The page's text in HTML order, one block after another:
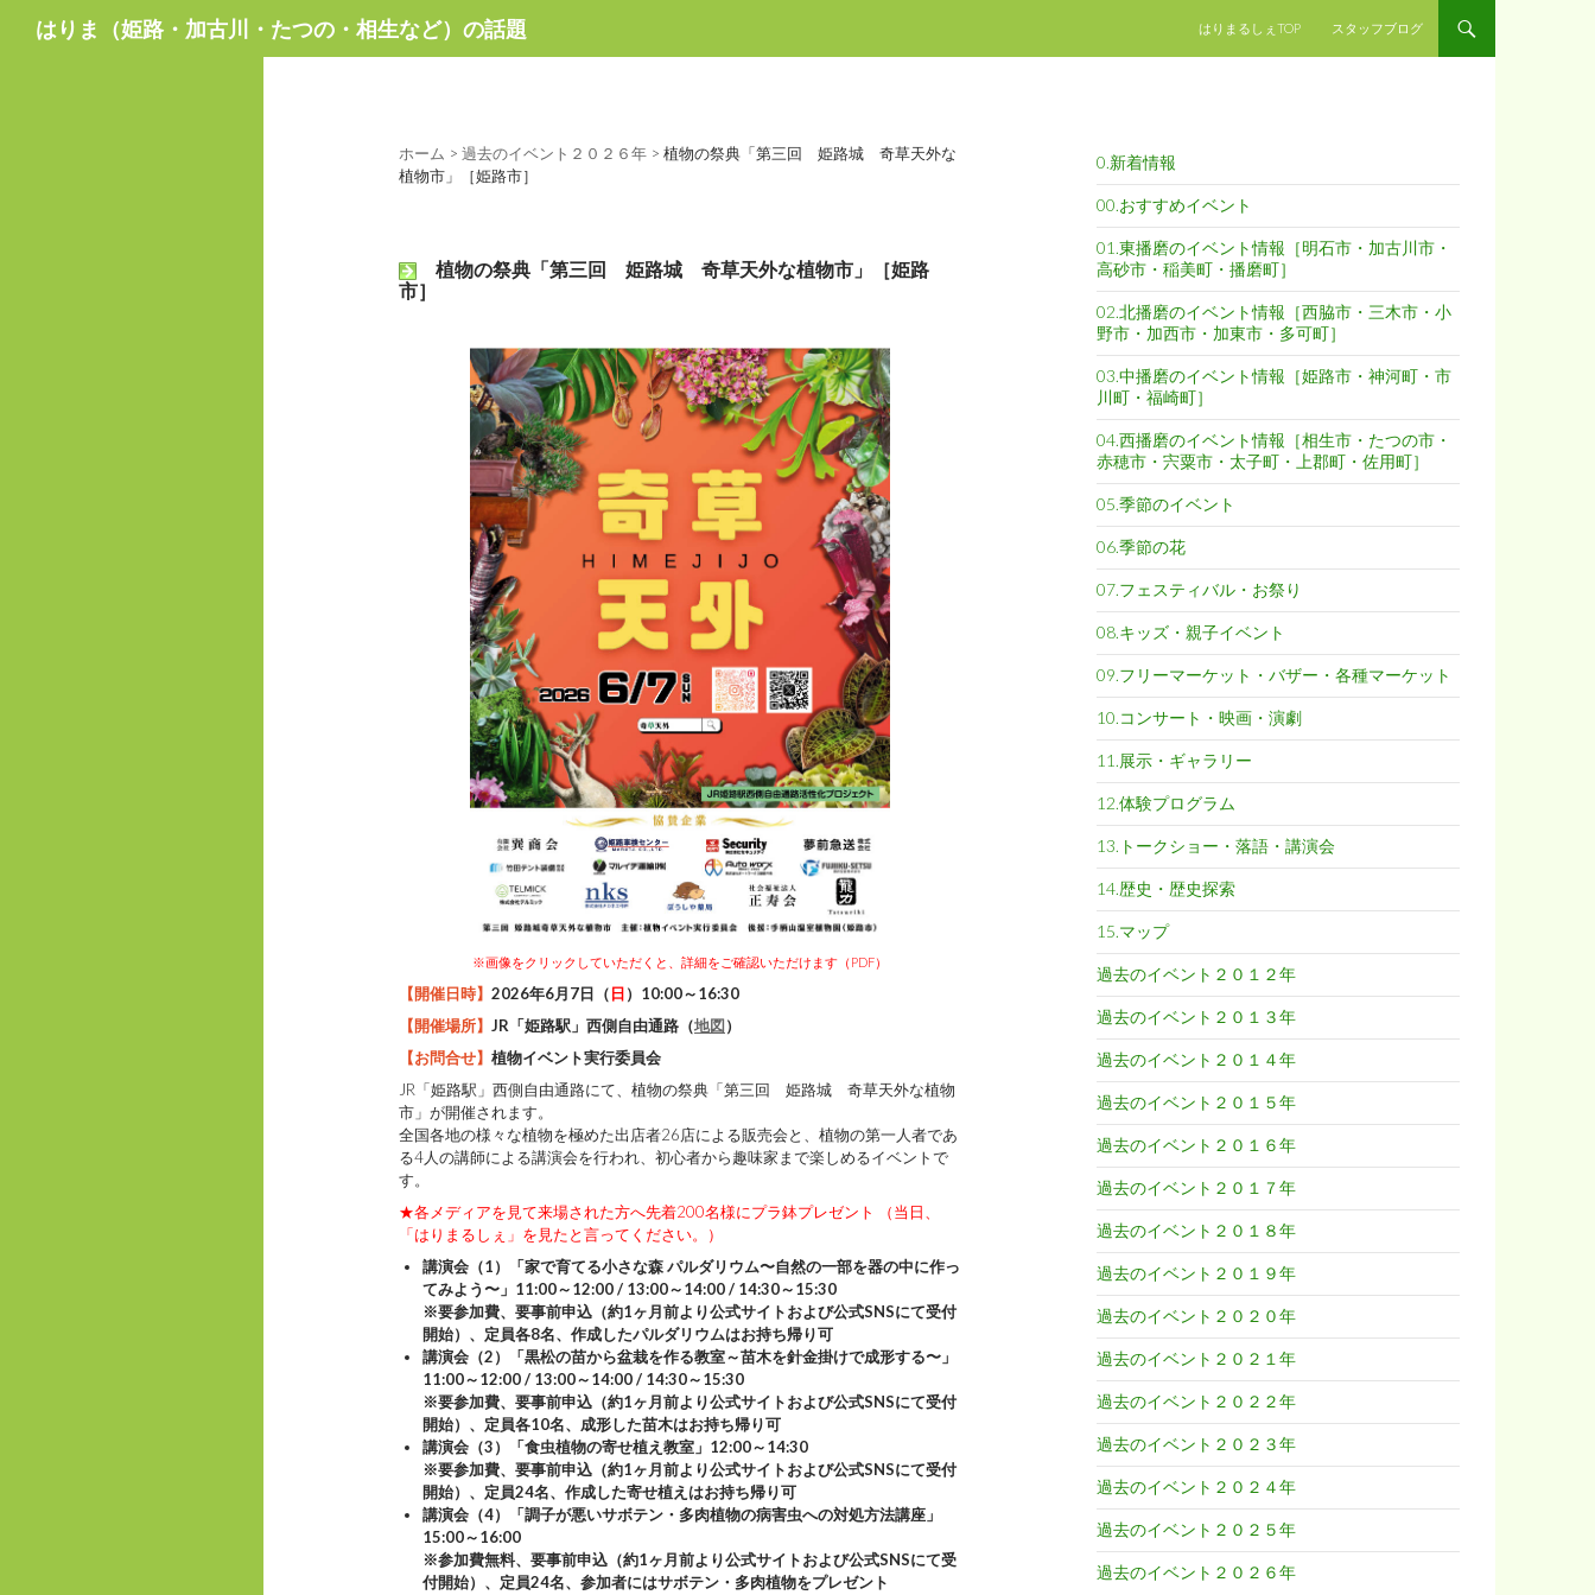
はりま（姫路・加古川・たつの・相生など）の話題
はりまるしぇTOP
スタッフブログ
ホーム > 過去のイベント２０２６年 > 植物の祭典「第三回 姫路城 奇草天外な
植物市」［姫路市］
植物の祭典「第三回 姫路城 奇草天外な植物市」［姫路
市］
※画像をクリックしていただくと、詳細をご確認いただけます（PDF）
【開催日時】 2026年6月7日（日）10:00～16:30
【開催場所】 JR「姫路駅」西側自由通路（地図）
【お問合せ】 植物イベント実行委員会
JR「姫路駅」西側自由通路にて、植物の祭典「第三回 姫路城 奇草天外な植物
市」が開催されます。
全国各地の様々な植物を極めた出店者26店による販売会と、植物の第一人者であ
る4人の講師による講演会を行われ、初心者から趣味家まで楽しめるイベントで
す。
★各メディアを見て来場された方へ先着200名様にプラ鉢プレゼント （当日、
「はりまるしぇ」を見たと言ってください。）
講演会（1）「家で育てる小さな森 パルダリウム〜自然の一部を器の中に作っ
てみよう〜」11:00～12:00 / 13:00～14:00 / 14:30～15:30
※要参加費、要事前申込（約1ヶ月前より公式サイトおよび公式SNSにて受付
開始）、定員各8名、作成したパルダリウムはお持ち帰り可
講演会（2）「黒松の苗から盆栽を作る教室～苗木を針金掛けで成形する〜」
11:00～12:00 / 13:00～14:00 / 14:30～15:30
※要参加費、要事前申込（約1ヶ月前より公式サイトおよび公式SNSにて受付
開始）、定員各10名、成形した苗木はお持ち帰り可
講演会（3）「食虫植物の寄せ植え教室」12:00～14:30
※要参加費、要事前申込（約1ヶ月前より公式サイトおよび公式SNSにて受付
開始）、定員24名、作成した寄せ植えはお持ち帰り可
講演会（4）「調子が悪いサボテン・多肉植物の病害虫への対処方法講座」
15:00～16:00
※参加費無料、要事前申込（約1ヶ月前より公式サイトおよび公式SNSにて受
付開始）、定員24名、参加者にはサボテン・多肉植物をプレゼント
0.新着情報
00.おすすめイベント
01.東播磨のイベント情報［明石市・加古川市・
高砂市・稲美町・播磨町］
02.北播磨のイベント情報［西脇市・三木市・小
野市・加西市・加東市・多可町］
03.中播磨のイベント情報［姫路市・神河町・市
川町・福崎町］
04.西播磨のイベント情報［相生市・たつの市・
赤穂市・宍粟市・太子町・上郡町・佐用町］
05.季節のイベント
06.季節の花
07.フェスティバル・お祭り
08.キッズ・親子イベント
09.フリーマーケット・バザー・各種マーケット
10.コンサート・映画・演劇
11.展示・ギャラリー
12.体験プログラム
13.トークショー・落語・講演会
14.歴史・歴史探索
15.マップ
過去のイベント２０１２年
過去のイベント２０１３年
過去のイベント２０１４年
過去のイベント２０１５年
過去のイベント２０１６年
過去のイベント２０１７年
過去のイベント２０１８年
過去のイベント２０１９年
過去のイベント２０２０年
過去のイベント２０２１年
過去のイベント２０２２年
過去のイベント２０２３年
過去のイベント２０２４年
過去のイベント２０２５年
過去のイベント２０２６年